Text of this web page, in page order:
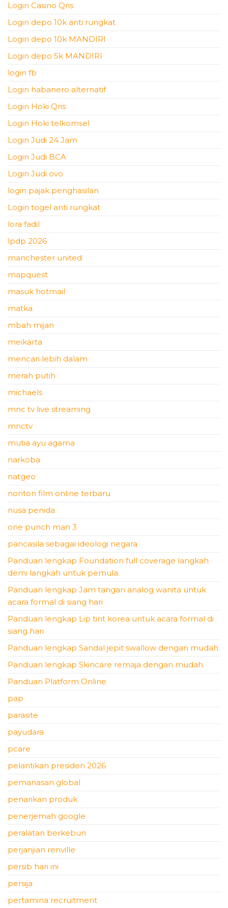
Login Casino Qris
Login depo 10k anti rungkat
Login depo 10k MANDIRI
Login depo 5k MANDIRI
login fb
Login habanero alternatif
Login Hoki Qris
Login Hoki telkomsel
Login Judi 24 Jam
Login Judi BCA
Login Judi ovo
login pajak penghasilan
Login togel anti rungkat
lora fadil
lpdp 2026
manchester united
mapquest
masuk hotmail
matka
mbah mijan
meikarta
mencari lebih dalam
merah putih
michaels
mnc tv live streaming
mnctv
mutia ayu agama
narkoba
natgeo
nonton film online terbaru
nusa penida
one punch man 3
pancasila sebagai ideologi negara
Panduan lengkap Foundation full coverage langkah
demi langkah untuk pemula.
Panduan lengkap Jam tangan analog wanita untuk
acara formal di siang hari
Panduan lengkap Lip tint korea untuk acara formal di
siang hari
Panduan lengkap Sandal jepit swallow dengan mudah.
Panduan lengkap Skincare remaja dengan mudah.
Panduan Platform Online
pap
parasite
payudara
pcare
pelantikan presiden 2026
pemanasan global
penarikan produk
penerjemah google
peralatan berkebun
perjanjian renville
persib hari ini
persija
pertamina recruitment